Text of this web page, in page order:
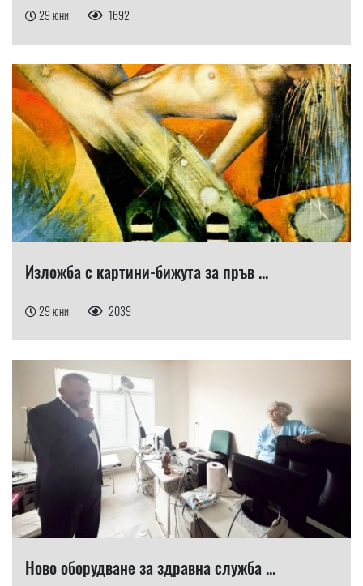
29 юни 1692
Изложба с картини-бижута за пръв ...
29 юни 2039
Ново оборудване за здравна служба ...